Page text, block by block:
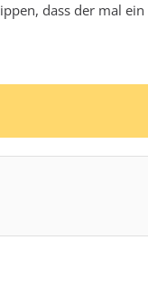
dass der mal